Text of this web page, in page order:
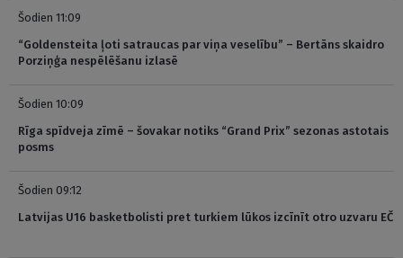
Šodien 11:09
“Goldensteita ļoti satraucas par viņa veselību” – Bertāns skaidro
Porziņģa nespēlēšanu izlasē
Šodien 10:09
Rīga spīdveja zīmē – šovakar notiks “Grand Prix” sezonas astotais
posms
Šodien 09:12
Latvijas U16 basketbolisti pret turkiem lūkos izcīnīt otro uzvaru EČ